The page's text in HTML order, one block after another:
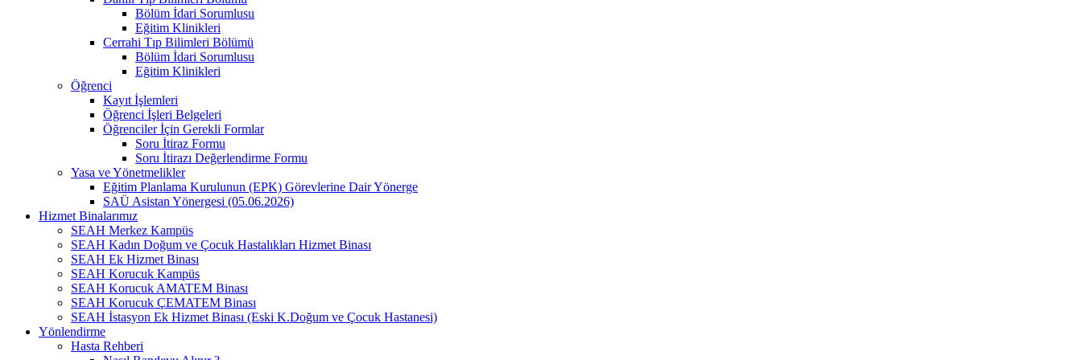
Bölüm İdari Sorumlusu
Eğitim Klinikleri
Cerrahi Tıp Bilimleri Bölümü
Bölüm İdari Sorumlusu
Eğitim Klinikleri
Öğrenci
Kayıt İşlemleri
Öğrenci İşleri Belgeleri
Öğrenciler İçin Gerekli Formlar
Soru İtiraz Formu
Soru İtirazı Değerlendirme Formu
Yasa ve Yönetmelikler
Eğitim Planlama Kurulunun (EPK) Görevlerine Dair Yönerge
SAÜ Asistan Yönergesi (05.06.2026)
Hizmet Binalarımız
SEAH Merkez Kampüs
SEAH Kadın Doğum ve Çocuk Hastalıkları Hizmet Binası
SEAH Ek Hizmet Binası
SEAH Korucuk Kampüs
SEAH Korucuk AMATEM Binası
SEAH Korucuk ÇEMATEM Binası
SEAH İstasyon Ek Hizmet Binası (Eski K.Doğum ve Çocuk Hastanesi)
Yönlendirme
Hasta Rehberi